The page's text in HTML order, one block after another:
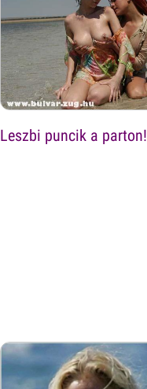
Leszbi puncik a parton!